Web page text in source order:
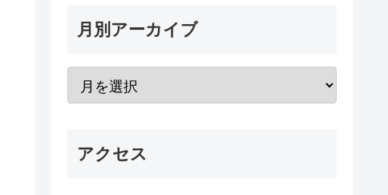
月別アーカイブ
アクセス